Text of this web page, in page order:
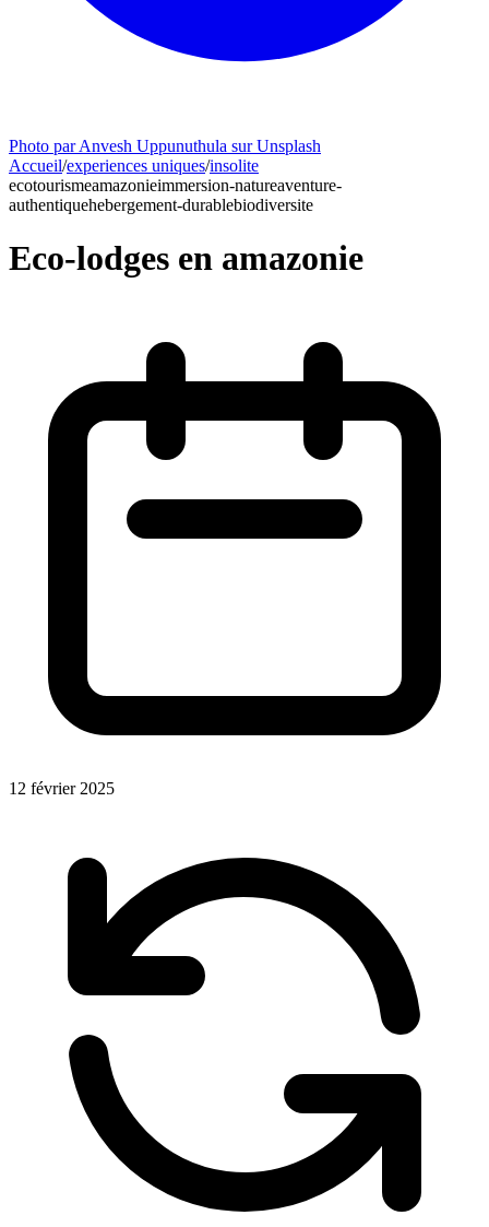
Photo par Anvesh Uppunuthula sur Unsplash
Accueil/experiences uniques/insolite
ecotourismeamazonieimmersion-natureaventure-
authentiquehebergement-durablebiodiversite
Eco-lodges en amazonie
12 février 2025